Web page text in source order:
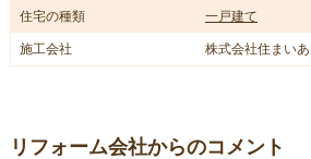
住宅の種類 一戸建て
施工会社 株式会社住まい
リフォーム会社からのコメント